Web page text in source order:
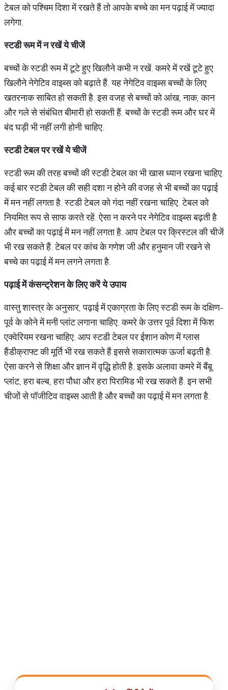
टेबल को पश्चिम दिशा में रखते हैं तो आपके बच्चे का मन पढ़ाई में ज्यादा
लगेगा.
स्टडी रूम में न रखें ये चीजें
बच्चों के स्टडी रूम में टूटे हुए खिलौने कभी न रखें. कमरे में रखें टूटे हुए
खिलौने नेगेटिव वाइब्स को बढ़ाते हैं. यह नेगेटिव वाइब्स बच्चों के लिए
खतरनाक साबित हो सकती है. इस वजह से बच्चों को आंख, नाक, कान
और गले से संबंधित बीमारी हो सकती हैं. बच्चों के स्टडी रूम और घर में
बंद घड़ी भी नहीं लगी होनी चाहिए.
स्टडी टेबल पर रखें ये चीजें
स्टडी रूम की तरह बच्चों की स्टडी टेबल का भी खास ध्यान रखना चाहिए.
कई बार स्टडी टेबल की सही दशा न होने की वजह से भी बच्चों का पढ़ाई
में मन नहीं लगता है. स्टडी टेबल को गंदा नहीं रखना चाहिए. टेबल को
नियमित रूप से साफ करते रहें. ऐसा न करने पर नेगेटिव वाइब्स बढ़ती है
और बच्चों का पढ़ाई में मन नहीं लगता है. आप टेबल पर क्रिस्टल की चीजें
भी रख सकते हैं. टेबल पर कांच के गणेश जी और हनुमान जी रखने से
बच्चे का पढ़ाई में मन लगने लगता है.
पढ़ाई में कंसन्ट्रेशन के लिए करें ये उपाय
वास्तु शास्त्र के अनुसार, पढ़ाई में एकाग्रता के लिए स्टडी रूम के दक्षिण-
पूर्व के कोने में मनी प्लांट लगाना चाहिए. कमरे के उत्तर पूर्व दिशा में फिश
एक्वेरियम रखना चाहिए. आप स्टडी टेबल पर ईशान कोण में ग्लास
हैंडीक्राफ्ट की मूर्ति भी रख सकते हैं इससे सकारात्मक ऊर्जा बढ़ती है.
ऐसा करने से शिक्षा और ज्ञान में वृद्धि होती है. इसके अलावा कमरे में बैंबू
प्लांट, हरा बल्ब, हरा पौधा और हरा पिरामिड भी रख सकते हैं. इन सभी
चीजों से पॉजीटिव वाइब्स आती है और बच्चों का पढ़ाई में मन लगता है.